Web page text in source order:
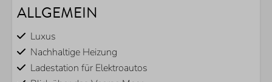
ALLGEMEIN
Luxus
Nachhaltige Heizung
Ladestation für Elektroautos